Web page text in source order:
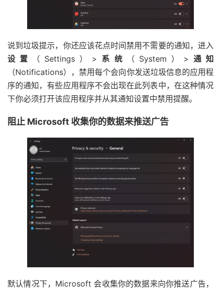
说到垃圾提示，你还应该花点时间禁用不需要的通知，进入
设置
（Settings）> 系统 （System）> 通知
（Notifications），禁用每个会向你发送垃圾信息的应用程
序的通知，有些应用程序不会出现在此列表中，在这种情况
下你必须打开该应用程序并从其通知设置中禁用提醒。
阻止 Microsoft 收集你的数据来推送广告
默认情况下，Microsoft 会收集你的数据来向你推送广告，